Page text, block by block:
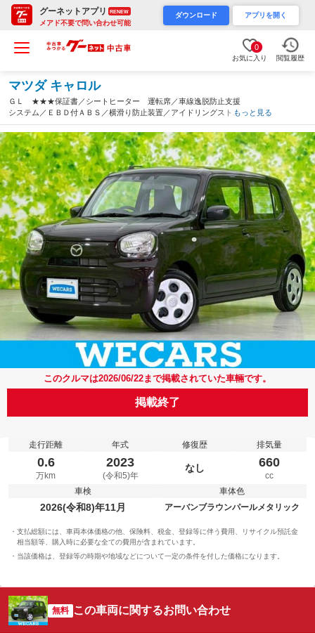
グーネットアプリ RENEW
メアド不要で問い合わせ可能
ダウンロード アプリを開く
0
お気に入り 閲覧履歴
マツダ キャロル
ＧＬ ★★★保証書／シートヒーター 運転席／車線逸脱防止支援
システム／ＥＢＤ付ＡＢＳ／横滑り防止装置／アイドリングストッ
プ／禁煙車／エアバッグ 運転席／エアバッグ 助手席／エアバッ
グ サイド（三重県）
もっと見る
このクルマは2026/06/22まで掲載されていた車輛です。
掲載終了
走行距離
0.6
万km
年式
2023
(令和5)年
修復歴
なし
排気量
660
cc
車検
2026(令和8)年11月
車体色
アーバンブラウンパールメタリック
支払総額には、車両本体価格の他、保険料、税金、登録等に伴う費用、リサイクル預託金
相当額等、購入時に必要な全ての費用が含まれています。
当該価格は、登録等の時期や地域などについて一定の条件を付した価格になります。
無料 この車両に関するお問い合わせ